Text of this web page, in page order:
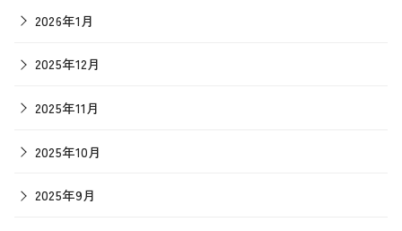
2026年1月
2025年12月
2025年11月
2025年10月
2025年9月